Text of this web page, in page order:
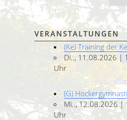
VERANSTALTUNGEN
(Ke) Training der
Di.., 11.08.2026 |
Uhr
(G)
Mi.., 12.08.2026 |
Uhr